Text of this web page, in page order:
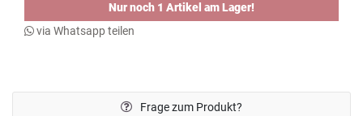
Nur noch 1 Artikel am Lager!
via Whatsapp teilen
Frage zum Produkt?